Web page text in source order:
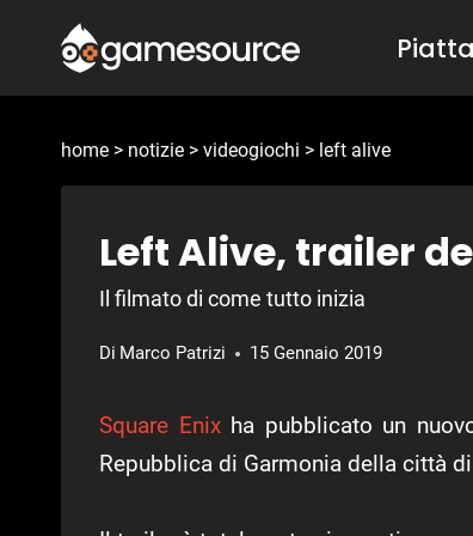
contenuto
home > notizie > videogiochi > left alive
Left Alive, trailer
Il filmato di come tutto inizia
Di Marco Patrizi 15 Gennaio 2019
Square Enixha pubblicato un
Repubblica di Garmonia della città